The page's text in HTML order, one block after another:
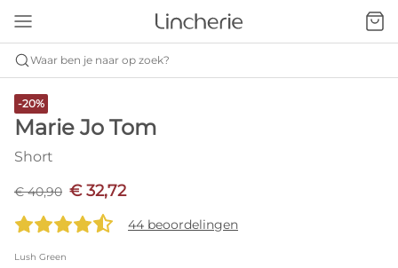
Waar ben je naar op zoek?
-20%
Marie Jo Tom
Short
€ 40,90 € 32,72
44 beoordelingen
Lush Green